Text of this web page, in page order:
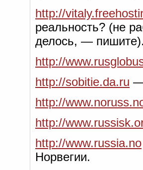
http://
реальность? (не
делось, —
http://
http://sobitie.da.ru —
http://
http://
http://www.russia.no
Норвегии.